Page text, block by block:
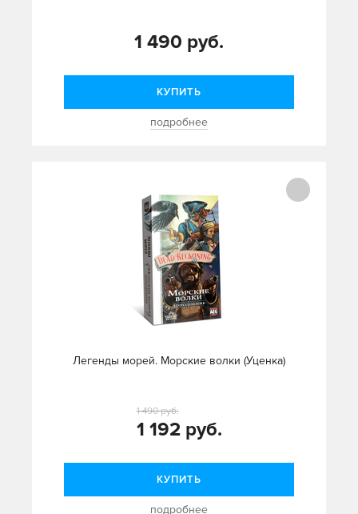
1 490 руб.
КУПИТЬ
подробнее
Легенды морей. Морские волки (Уценка)
1 192 руб.
1 490 руб.
КУПИТЬ
подробнее